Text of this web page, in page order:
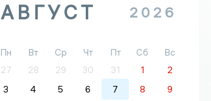
АВГУСТ 2026
Пн Вт Ср Чт Пт Сб
Вс
27
28 29 30 31 1
2
3
4 5 6 7 8
9